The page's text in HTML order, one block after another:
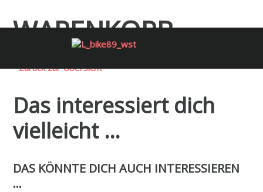
Menü überspringen
WARENKORB
Zurück zur Übersicht
Das interessiert dich
vielleicht …
DAS KÖNNTE DICH AUCH INTERESSIEREN
…